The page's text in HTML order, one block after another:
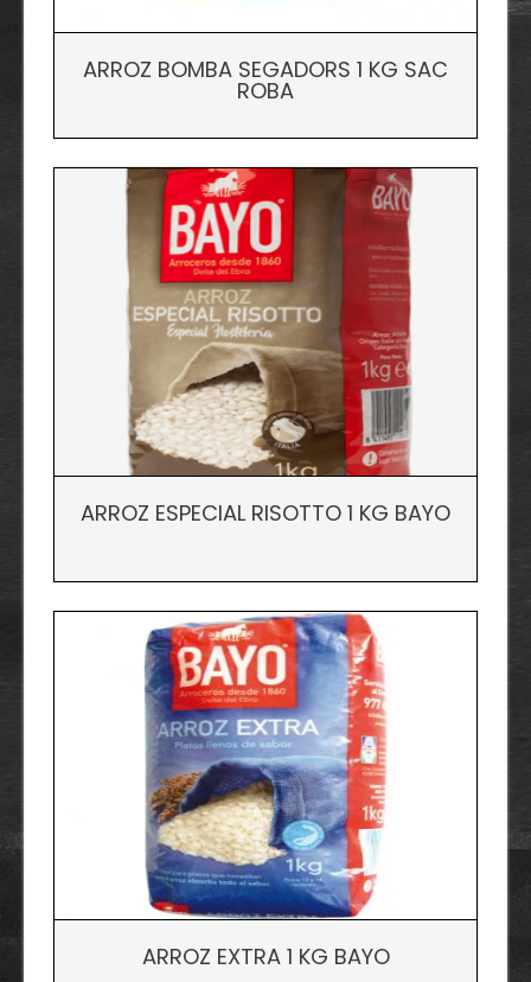
ARROZ BOMBA SEGADORS 1 KG SAC
ROBA
ARROZ ESPECIAL RISOTTO 1 KG BAYO
ARROZ EXTRA 1 KG BAYO